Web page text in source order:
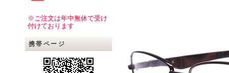
※ご注文は年中無休で受け
付けております
携帯ページ